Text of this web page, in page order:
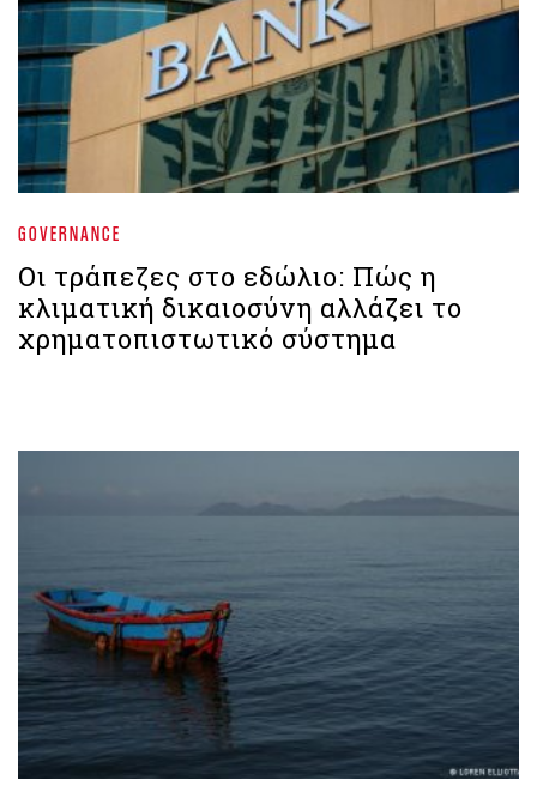
GOVERNANCE
Οι τράπεζες στο εδώλιο: Πώς η
κλιματική δικαιοσύνη αλλάζει το
χρηματοπιστωτικό σύστημα